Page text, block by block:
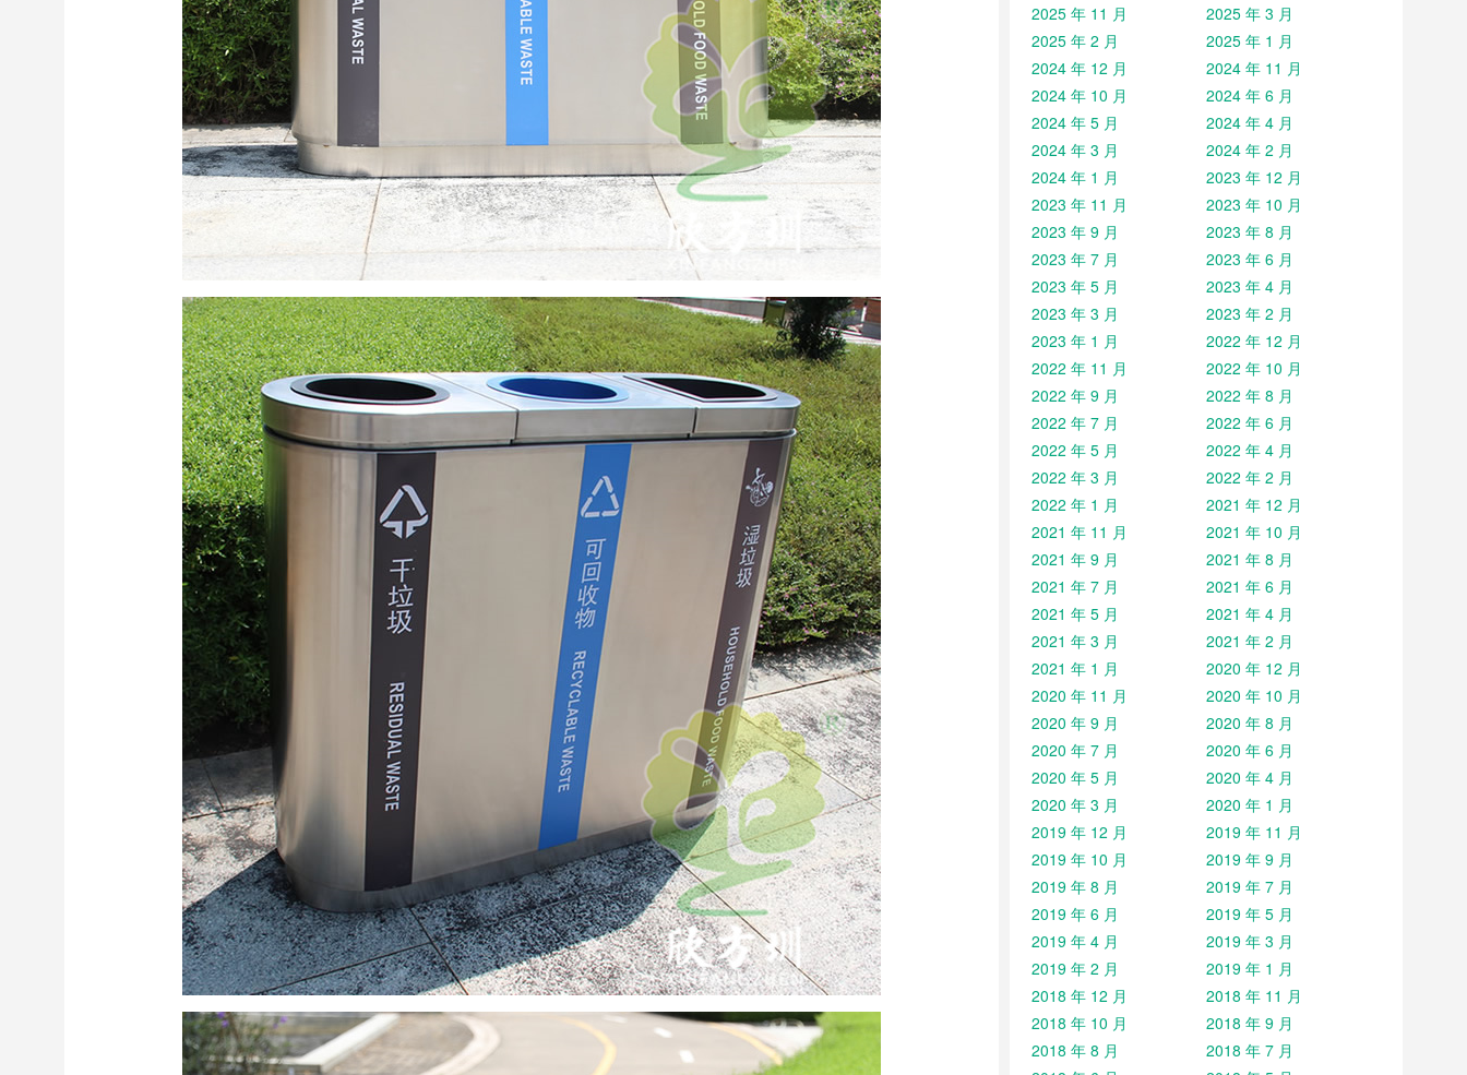
2025 年 11 月
2025 年 3 月
2025 年 2 月
2025 年 1 月
2024 年 12 月
2024 年 11 月
2024 年 10 月
2024 年 6 月
2024 年 5 月
2024 年 4 月
2024 年 3 月
2024 年 2 月
2024 年 1 月
2023 年 12 月
2023 年 11 月
2023 年 10 月
2023 年 9 月
2023 年 8 月
2023 年 7 月
2023 年 6 月
2023 年 5 月
2023 年 4 月
2023 年 3 月
2023 年 2 月
2023 年 1 月
2022 年 12 月
2022 年 11 月
2022 年 10 月
2022 年 9 月
2022 年 8 月
2022 年 7 月
2022 年 6 月
2022 年 5 月
2022 年 4 月
2022 年 3 月
2022 年 2 月
2022 年 1 月
2021 年 12 月
2021 年 11 月
2021 年 10 月
2021 年 9 月
2021 年 8 月
2021 年 7 月
2021 年 6 月
2021 年 5 月
2021 年 4 月
2021 年 3 月
2021 年 2 月
2021 年 1 月
2020 年 12 月
2020 年 11 月
2020 年 10 月
2020 年 9 月
2020 年 8 月
2020 年 7 月
2020 年 6 月
2020 年 5 月
2020 年 4 月
2020 年 3 月
2020 年 1 月
2019 年 12 月
2019 年 11 月
2019 年 10 月
2019 年 9 月
2019 年 8 月
2019 年 7 月
2019 年 6 月
2019 年 5 月
2019 年 4 月
2019 年 3 月
2019 年 2 月
2019 年 1 月
2018 年 12 月
2018 年 11 月
2018 年 10 月
2018 年 9 月
2018 年 8 月
2018 年 7 月